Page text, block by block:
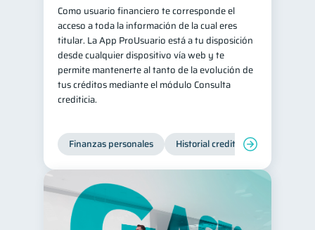
Como usuario financiero te corresponde el
acceso a toda la información de la cual eres
titular. La App ProUsuario está a tu disposición
desde cualquier dispositivo vía web y te
permite mantenerte al tanto de la evolución de
tus créditos mediante el módulo Consulta
crediticia.
Finanzas personales Historial crediticio